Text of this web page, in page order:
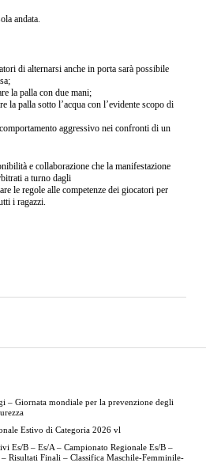
– Giornata mondiale per la prevenzione degli
Estivo di Categoria 2026 vl
Es/B – Es/A – Campionato Regionale Es/B –
Risultati Finali – Classifica Maschile-Femminile-
andata.
di alternarsi anche in porta sarà possibile
la palla con due mani;
la palla sotto l’acqua con l’evidente scopo di
aggressivo nei confronti di un
e collaborazione che la manifestazione
a turno dagli
le regole alle competenze dei giocatori per
i ragazzi.